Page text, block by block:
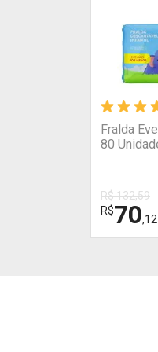
Fralda
80
R$ 132,59
R$70,12